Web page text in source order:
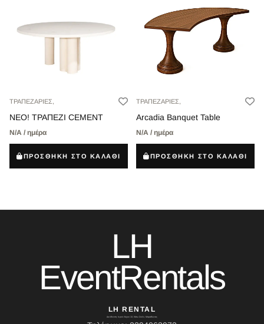
ΤΡΑΠΕΖΑΡΙΕΣ,
ΝΕΟ! ΤΡΑΠΕΖΙ CEMENT
Ν/Α / ημέρα
ΠΡΟΣΘΗΚΗ ΣΤΟ ΚΑΛΑΘΙ
ΤΡΑΠΕΖΑΡΙΕΣ,
Arcadia Banquet Table
Ν/Α / ημέρα
ΠΡΟΣΘΗΚΗ ΣΤΟ ΚΑΛΑΘΙ
LH
EventRentals
LH RENTAL
Διεύθυνση: Ιερού Λόχου 10, Κάτω Σούλι, Μαραθώνας